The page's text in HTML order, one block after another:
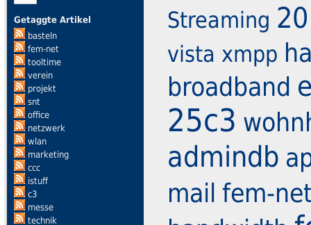
Getaggte Artikel
basteln
fem-net
tooltime
verein
projekt
snt
office
netzwerk
wlan
marketing
ccc
istuff
c3
messe
technik
Streaming
vista xmpp
broadband
25c3
admindb
mail fem-